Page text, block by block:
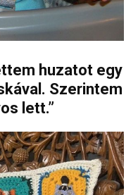
huzatot egy
Szerintem
lett.”